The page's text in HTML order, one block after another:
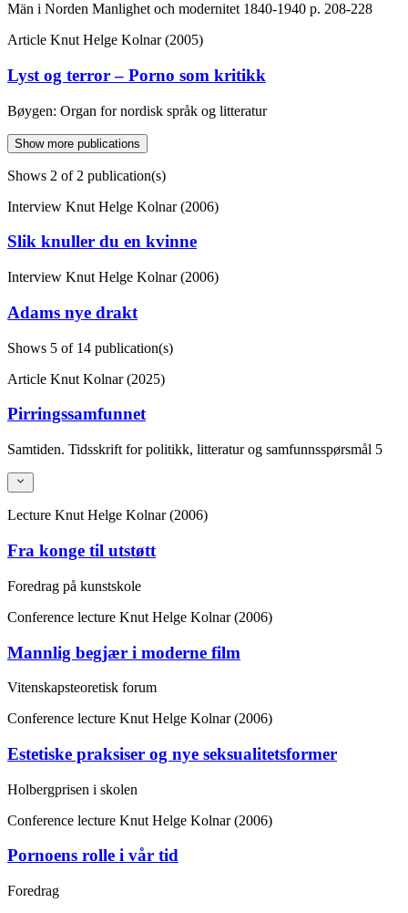
Män i Norden Manlighet och modernitet 1840-1940 p. 208-228
Article Knut Helge Kolnar (2005)
Lyst og terror – Porno som kritikk
Bøygen: Organ for nordisk språk og litteratur
Show more publications
Shows 2 of 2 publication(s)
Interview Knut Helge Kolnar (2006)
Slik knuller du en kvinne
Interview Knut Helge Kolnar (2006)
Adams nye drakt
Shows 5 of 14 publication(s)
Article Knut Kolnar (2025)
Pirringssamfunnet
Samtiden. Tidsskrift for politikk, litteratur og samfunnsspørsmål 5
Lecture Knut Helge Kolnar (2006)
Fra konge til utstøtt
Foredrag på kunstskole
Conference lecture Knut Helge Kolnar (2006)
Mannlig begjær i moderne film
Vitenskapsteoretisk forum
Conference lecture Knut Helge Kolnar (2006)
Estetiske praksiser og nye seksualitetsformer
Holbergprisen i skolen
Conference lecture Knut Helge Kolnar (2006)
Pornoens rolle i vår tid
Foredrag